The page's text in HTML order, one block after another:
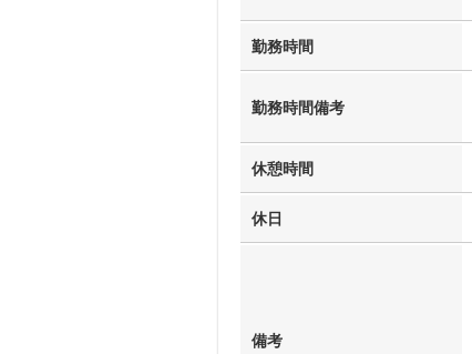
勤務時間
勤務時間備考
休憩時間
休日
備考